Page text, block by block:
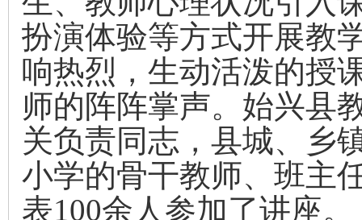
扮演体验等方式开展教
响热烈，生动活泼的授
师的阵阵掌声。始兴县
关负责同志，县城、乡
小学的骨干教师、班主
表100余人参加了讲座。